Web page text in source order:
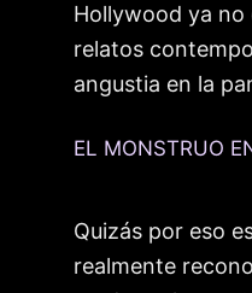
Hollywood ya no
relatos
angustia en la
EL MONSTRUO
Quizás por eso
realmente